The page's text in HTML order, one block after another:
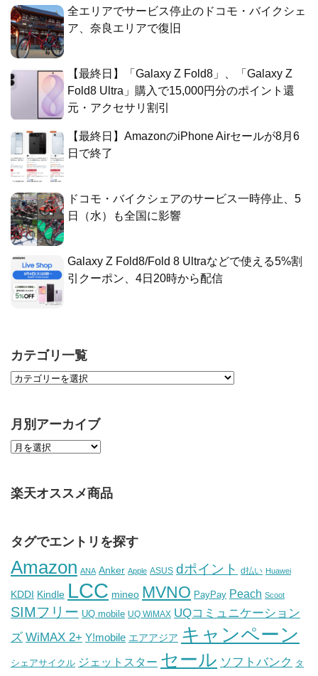
全エリアでサービス停止のドコモ・バイクシェ
ア、奈良エリアで復旧
【最終日】「Galaxy Z Fold8」、「Galaxy Z
Fold8 Ultra」購入で15,000円分のポイント還
元・アクセサリ割引
【最終日】AmazonのiPhone Airセールが8月6
日で終了
ドコモ・バイクシェアのサービス一時停止、5
日（水）も全国に影響
Galaxy Z Fold8/Fold 8 Ultraなどで使える5%割
引クーポン、4日20時から配信
カテゴリ一覧
月別アーカイブ
楽天オススメ商品
タグでエントリを探す
Amazon ANA Anker Apple ASUS dポイント d払い Huawei
KDDI Kindle LCC mineo MVNO PayPay Peach Scoot
SIMフリー UQ mobile UQ WiMAX UQコミュニケーション
ズ WiMAX 2+ Y!mobile エアアジア キャンペーン
シェアサイクル ジェットスター セール ソフトバンク タ